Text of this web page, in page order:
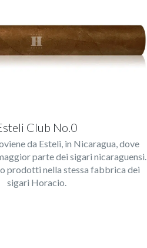
Club No.0
da Esteli, in Nicaragua, dove
parte dei sigari nicaraguensi.
prodotti nella stessa fabbrica dei
sigari Horacio.